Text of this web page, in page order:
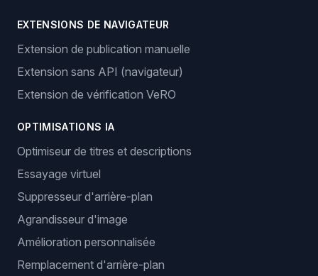
EXTENSIONS DE NAVIGATEUR
Extension de publication manuelle
Extension sans API (navigateur)
Extension de vérification VeRO
OPTIMISATIONS IA
Optimiseur de titres et descriptions
Essayage virtuel
Suppresseur d'arrière-plan
Agrandisseur d'image
Amélioration personnalisée
Remplacement d'arrière-plan